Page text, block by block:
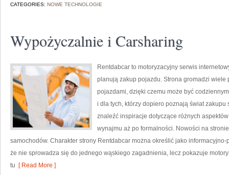
CATEGORIES: NOWE TECHNOLOGIE
Wypożyczalnie i Carsharing
Rentdabcar to motoryzacyjny serwis
planują zakup pojazdu. Strona gromadzi wiele
pojazdami, dzięki czemu może być
i dla tych, którzy dopiero poznają świat zakupu
znaleźć inspiracje dotyczące różnych
wynajmu aż po formalności. Nowości na
samochodów. Charakter strony Rentdabcar można określić jako
że nie sprowadza się do jednego wąskiego zagadnienia, lecz pokazuje
tu [ Read More ]